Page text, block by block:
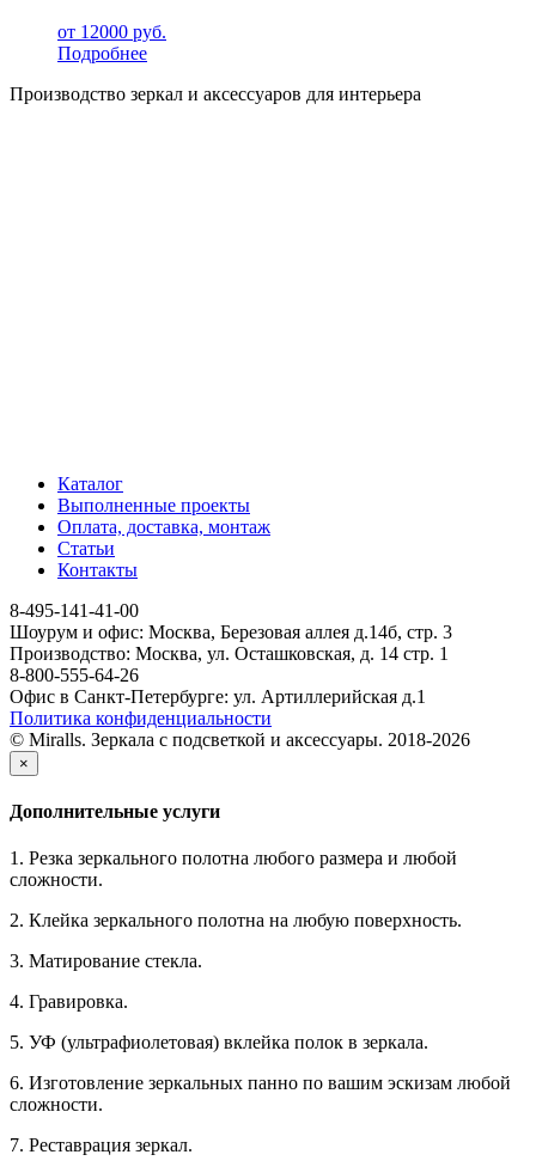
от 12000 руб.
Подробнее
Производство зеркал и аксессуаров для интерьера
Каталог
Выполненные проекты
Оплата, доставка, монтаж
Статьи
Контакты
8-495-141-41-00
Шоурум и офис: Москва, Березовая аллея д.14б, стр. 3
Производство: Москва, ул. Осташковская, д. 14 стр. 1
8-800-555-64-26
Офис в Санкт-Петербурге: ул. Артиллерийская д.1
Политика конфиденциальности
© Miralls. Зеркала с подсветкой и аксессуары. 2018-2026
×
Дополнительные услуги
1. Резка зеркального полотна любого размера и любой
сложности.
2. Клейка зеркального полотна на любую поверхность.
3. Матирование стекла.
4. Гравировка.
5. УФ (ультрафиолетовая) вклейка полок в зеркала.
6. Изготовление зеркальных панно по вашим эскизам любой
сложности.
7. Реставрация зеркал.